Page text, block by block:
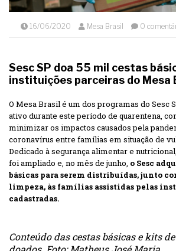
16/06/2020 Mesa Brasil 0
Sesc SP doa 55 mil cestas
instituições parceiras do Mesa
O Mesa Brasil é um dos programas do Sesc
ativo durante este período de quarentena,
minimizar os impactos causados pela
coronavírus entre famílias em situação de
Dedicado à segurança alimentar e
foi ampliado e, no mês de junho, o Sesc
básicas para serem distribuídas, junto
limpeza, às famílias assistidas pelas
cadastradas.
Conteúdo das cestas básicas e kits